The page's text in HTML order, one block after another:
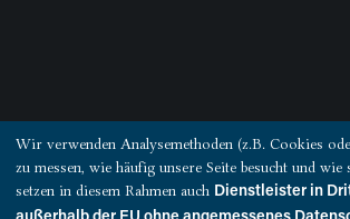
Wir verwenden Analysemethoden (z.B. Cookies
zu messen, wie häufig unsere Seite besucht und
setzen in diesem Rahmen auch Dienstleister in